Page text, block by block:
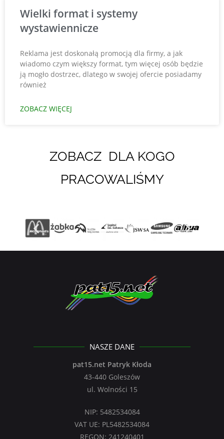
Wielki format i systemy
wystawiennicze
Reklama jest doskonałą promocją dla firmy, a jak
wiadomo czym większy format, tym więcej osób będzie
ją mogło dostrzec, dlatego w swojej ofercie posiadamy
również
ZOBACZ WIĘCEJ
ZOBACZ DLA KOGO
PRACOWALIŚMY
NASZE DANE
pat15.net Patryk Kłoda
43-440 Goleszów
ul. Wolności 15
NIP: 5482534084
VAT UE: PL5482534084
REGON: 241240401